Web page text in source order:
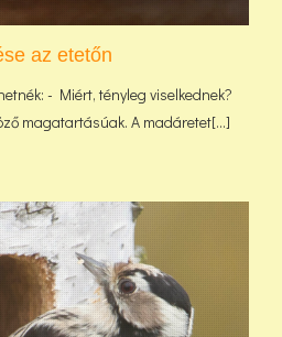
az etetőn
- Miért, tényleg viselkednek?
magatartásúak. A madáretet[...]